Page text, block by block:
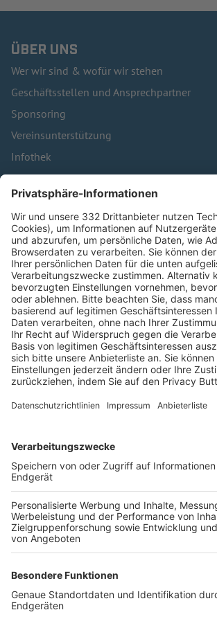
ÜBER UNS
Wer wir sind & wofür wir stehen
Geschäftsstellen und Ansprechpartner
Sponsoring
Vereinsunterstützung
Infothek
Kontakt
HÄUFIG BESUCHTE SEITEN
Pässe und Vereinswechsel
Trainerausbildung
Schulungsangebot Vereinsmitarbeiter
BFV-Geschäftsstellen
Trainerbörse
Login SpielPlus
FOLGE DEM BFV
TOP-VEREINE
TOP-PARTNER